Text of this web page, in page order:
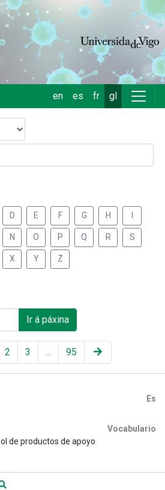
en es fr gl
D E F G H
N O P Q R S
X Y Z
2 3 ... 95
Ir á páxina
Es
Vocabulario
de productos de apoyo